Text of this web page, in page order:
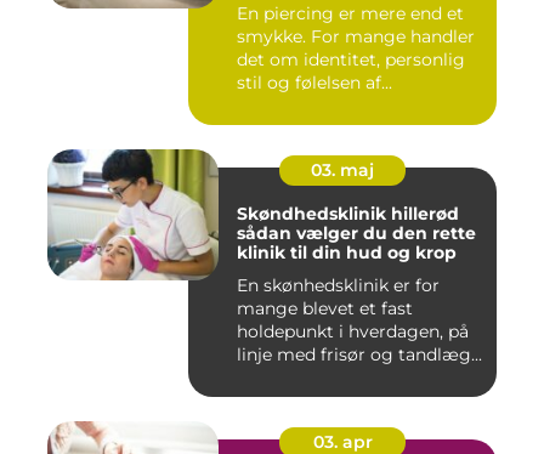
En piercing er mere end et
smykke. For mange handler
det om identitet, personlig
stil og følelsen af...
03. maj
Skøndhedsklinik hillerød
sådan vælger du den rette
klinik til din hud og krop
En skønhedsklinik er for
mange blevet et fast
holdepunkt i hverdagen, på
linje med frisør og tandlæg...
03. apr